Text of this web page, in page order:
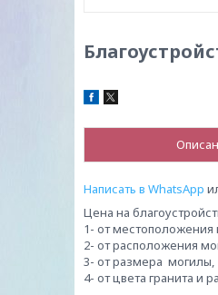
Написать в WhatsApp
Цена на
1- от
2- от расположения
3- от размера могилы,
4- от цвета гранита и